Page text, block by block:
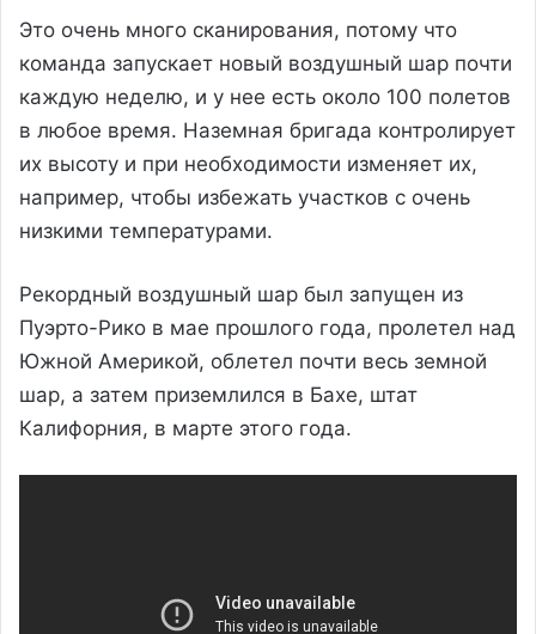
Это очень много сканирования, потому что
команда запускает новый воздушный шар почти
каждую неделю, и у нее есть около 100 полетов
в любое время. Наземная бригада контролирует
их высоту и при необходимости изменяет их,
например, чтобы избежать участков с очень
низкими температурами.
Рекордный воздушный шар был запущен из
Пуэрто-Рико в мае прошлого года, пролетел над
Южной Америкой, облетел почти весь земной
шар, а затем приземлился в Бахе, штат
Калифорния, в марте этого года.